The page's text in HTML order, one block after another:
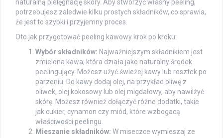
naturalną pielęgnację skóry. Aby stworzyć własny peeling,
potrzebujesz zaledwie kilku prostych składników, co sprawia,
że jest to szybki i przyjemny proces.
Oto jak przygotować peeling kawowy krok po kroku:
Wybór składników: Najważniejszym składnikiem jest
zmielona kawa, która działa jako naturalny środek
peelingujący. Możesz użyć świeżej kawy lub resztek po
parzeniu. Do kawy dodaj olej, na przykład oliwę z
oliwek, olej kokosowy lub olej migdałowy, aby nawilżyć
skórę. Możesz również dołączyć różne dodatki, takie
jak cukier, cynamon czy miód, które wzbogacą
właściwości peelingu.
Mieszanie składników: W miseczce wymieszaj ze